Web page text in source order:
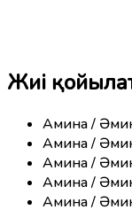
Жиі
Амина /
Амина /
Амина /
Амина /
Амина /